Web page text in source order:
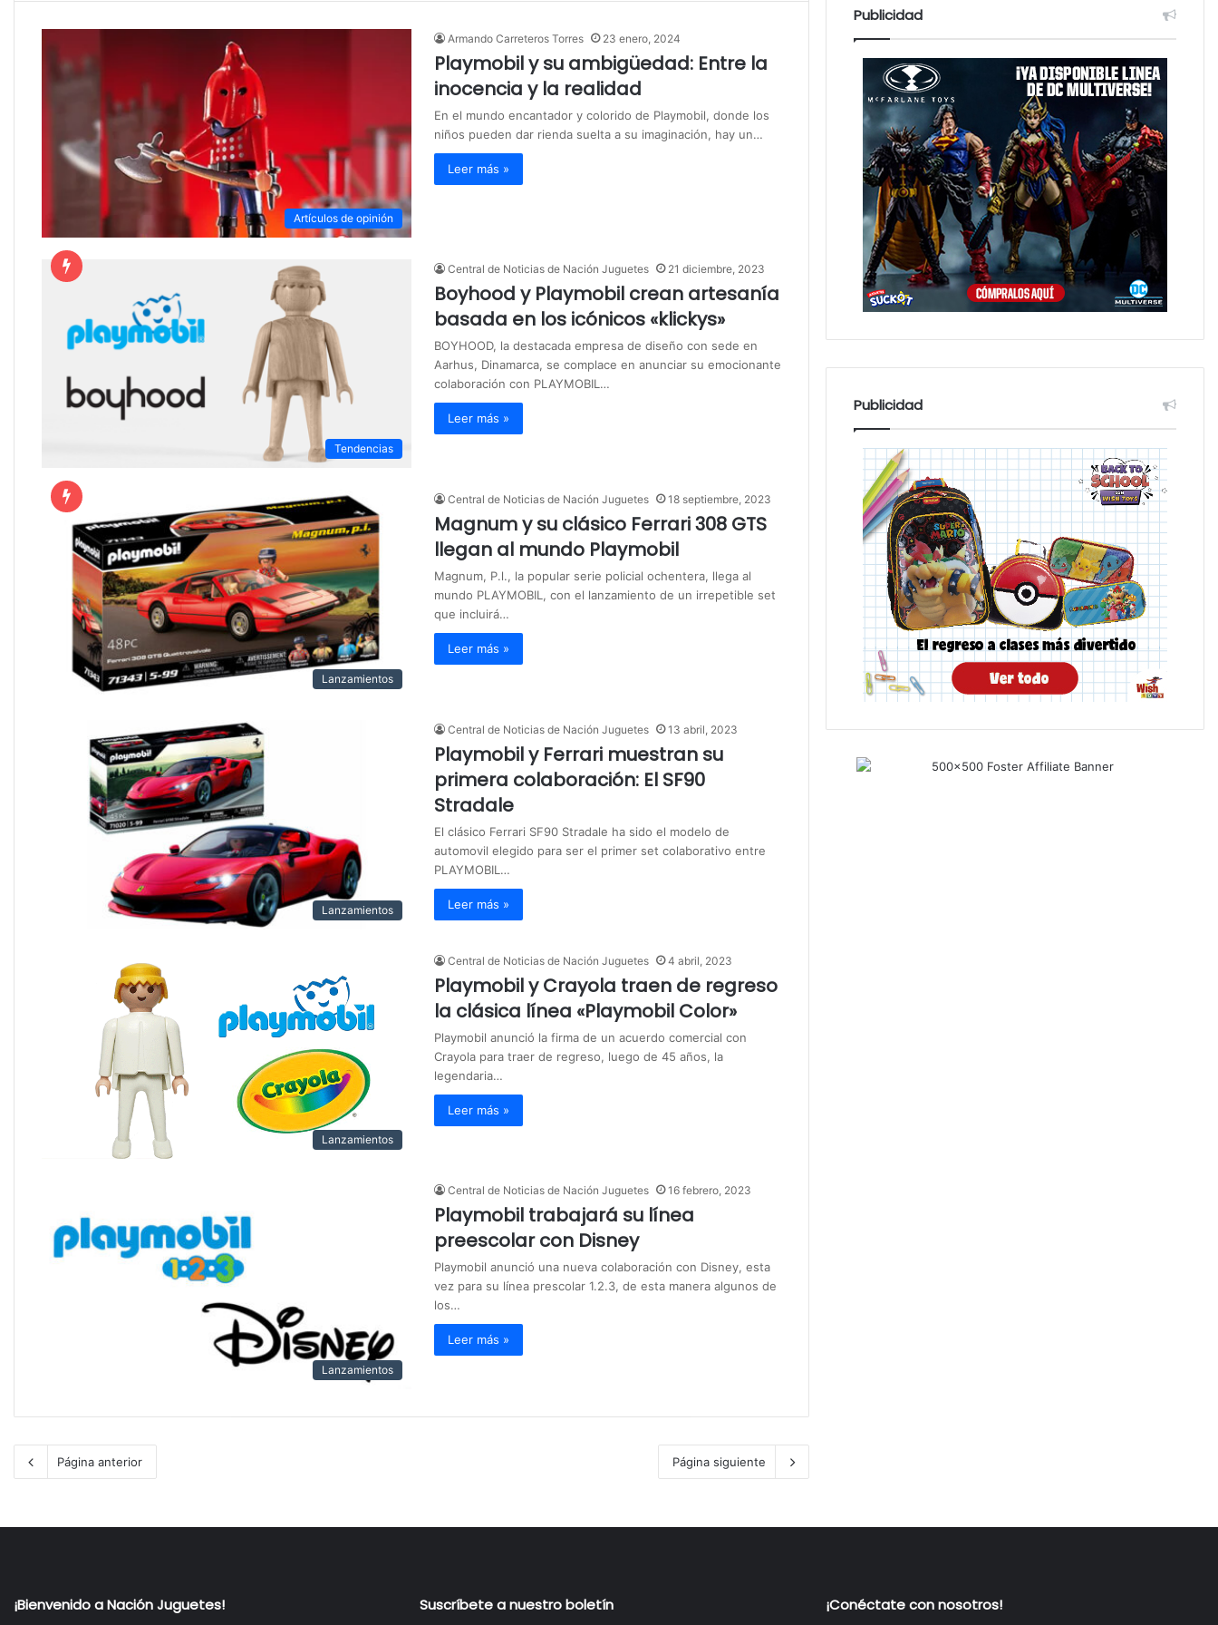
r
:
Artículos de opinión
Armando Carreteros Torres 23 enero, 2024
Playmobil y su ambigüedad: Entre la
inocencia y la realidad
En el mundo encantador y colorido de Playmobil, donde los
niños pueden dar rienda suelta a su imaginación, hay un…
Leer más »
Tendencias
Central de Noticias de Nación Juguetes 21 diciembre, 2023
Boyhood y Playmobil crean artesanía
basada en los icónicos «klickys»
BOYHOOD, la destacada empresa de diseño con sede en
Aarhus, Dinamarca, se complace en anunciar su emocionante
colaboración con PLAYMOBIL…
Leer más »
Lanzamientos
Central de Noticias de Nación Juguetes 18 septiembre, 2023
Magnum y su clásico Ferrari 308 GTS
llegan al mundo Playmobil
Magnum, P.l., la popular serie policial ochentera, llega al
mundo PLAYMOBIL, con el lanzamiento de un irrepetible set
que incluirá…
Leer más »
Lanzamientos
Central de Noticias de Nación Juguetes 13 abril, 2023
Playmobil y Ferrari muestran su
primera colaboración: El SF90
Stradale
El clásico Ferrari SF90 Stradale ha sido el modelo de
automovil elegido para ser el primer set colaborativo entre
PLAYMOBIL…
Leer más »
Lanzamientos
Central de Noticias de Nación Juguetes 4 abril, 2023
Playmobil y Crayola traen de regreso
la clásica línea «Playmobil Color»
Playmobil anunció la firma de un acuerdo comercial con
Crayola para traer de regreso, luego de 45 años, la
legendaria…
Leer más »
Lanzamientos
Central de Noticias de Nación Juguetes 16 febrero, 2023
Playmobil trabajará su línea
preescolar con Disney
Playmobil anunció una nueva colaboración con Disney, esta
vez para su línea prescolar 1.2.3, de esta manera algunos de
los…
Leer más »
Página anterior Página siguiente
Publicidad
Publicidad
¡Bienvenido a Nación Juguetes! Suscríbete a nuestro boletín ¡Conéctate con nosotros!